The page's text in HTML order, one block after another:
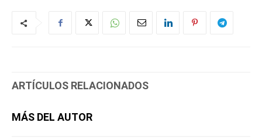
ARTÍCULOS RELACIONADOS
MÁS DEL AUTOR